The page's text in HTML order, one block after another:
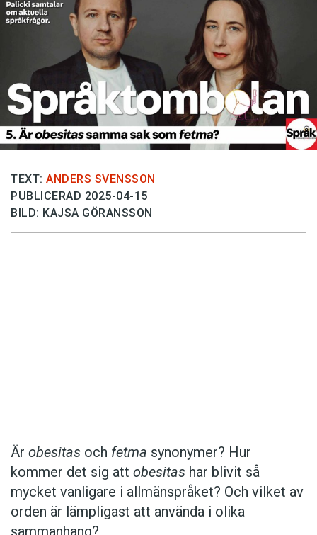
Anmäl till språkpolisen
Föreslå nyord
Annonsera
Prenumerera
Läs Språktidningen digitalt
Press
TEXT: ANDERS SVENSSON
PUBLICERAD 2025-04-15
BILD: KAJSA GÖRANSSON
Hantera cookie-inställningar
Är obesitas och fetma synonymer? Hur
kommer det sig att obesitas har blivit så
mycket vanligare i allmänspråket? Och vilket av
orden är lämpligast att använda i olika